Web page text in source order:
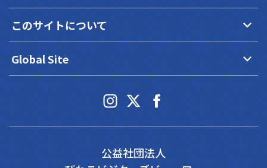
このサイトについて keyboard_arrow_down
Global Site keyboard_arrow_down
公益社団法人